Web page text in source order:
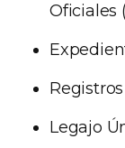
Oficiales
Legajo